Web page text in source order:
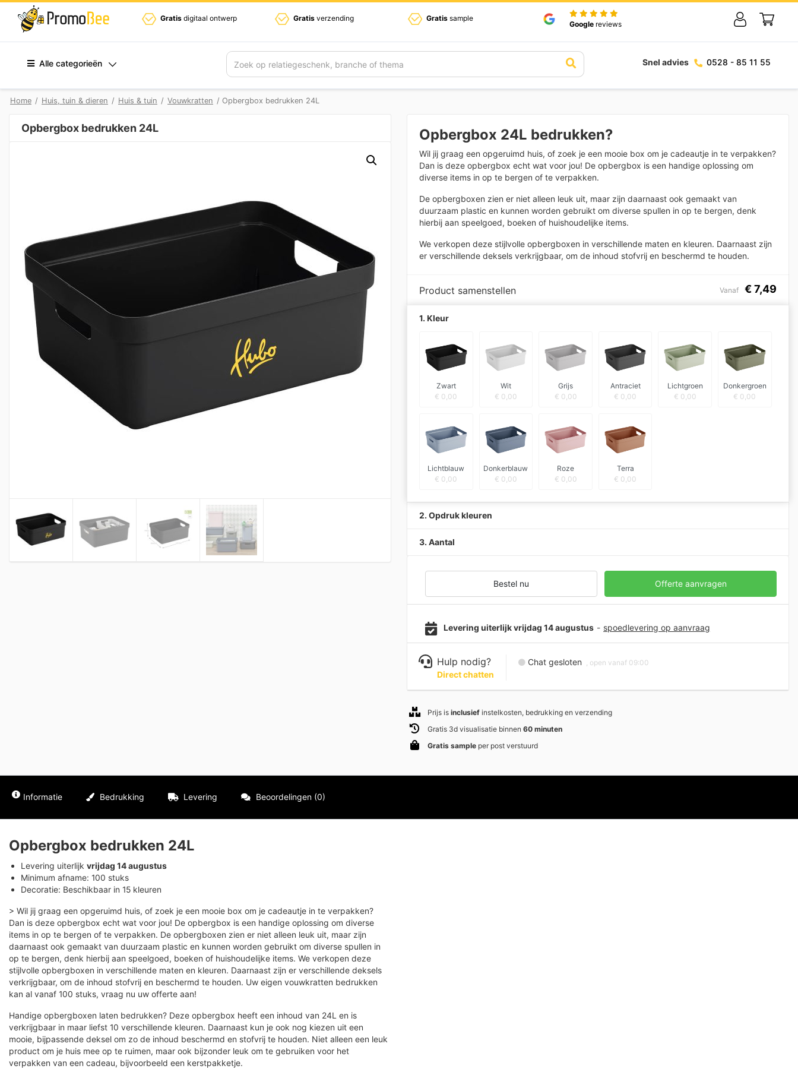
Gratis digitaal ontwerp Gratis verzending Gratis sample
Google reviews
Alle categorieën Zoek Snel advies 0528 - 85 11 55
Home / Huis, tuin & dieren / Huis & tuin / Vouwkratten / Opbergbox bedrukken 24L
Opbergbox bedrukken 24L Opbergbox 24L bedrukken?
Wil jij graag een opgeruimd huis, of zoek je een mooie box om je cadeautje in te verpakken?
Dan is deze opbergbox echt wat voor jou! De opbergbox is een handige oplossing om
diverse items in op te bergen of te verpakken.
De opbergboxen zien er niet alleen leuk uit, maar zijn daarnaast ook gemaakt van
duurzaam plastic en kunnen worden gebruikt om diverse spullen in op te bergen, denk
hierbij aan speelgoed, boeken of huishoudelijke items.
We verkopen deze stijlvolle opbergboxen in verschillende maten en kleuren. Daarnaast zijn
er verschillende deksels verkrijgbaar, om de inhoud stofvrij en beschermd te houden.
Product samenstellen Vanaf €7,49
1. Kleur
Zwart
€ 0,00
Wit
€ 0,00
Grijs
€ 0,00
Antraciet
€ 0,00
Lichtgroen
€ 0,00
Donkergroen
€ 0,00
Lichtblauw
€ 0,00
Donkerblauw
€ 0,00
Roze
€ 0,00
Terra
€ 0,00
2. Opdruk kleuren
3. Aantal
Bestel nu Offerte aanvragen
Levering uiterlijk vrijdag 14 augustus - spoedlevering op aanvraag
Hulp nodig?
Direct chatten
Chat gesloten , open vanaf 09:00
Prijs isinclusief instelkosten, bedrukking en verzending
Gratis 3d visualisatie binnen60 minuten
Gratis sample per post verstuurd
Informatie Bedrukking Levering Beoordelingen (0)
Opbergbox bedrukken 24L
Levering uiterlijk vrijdag 14 augustus
Minimum afname: 100 stuks
Decoratie: Beschikbaar in 15 kleuren
> Wil jij graag een opgeruimd huis, of zoek je een mooie box om je cadeautje in te verpakken?
Dan is deze opbergbox echt wat voor jou! De opbergbox is een handige oplossing om diverse
items in op te bergen of te verpakken. De opbergboxen zien er niet alleen leuk uit, maar zijn
daarnaast ook gemaakt van duurzaam plastic en kunnen worden gebruikt om diverse spullen in
op te bergen, denk hierbij aan speelgoed, boeken of huishoudelijke items. We verkopen deze
stijlvolle opbergboxen in verschillende maten en kleuren. Daarnaast zijn er verschillende deksels
verkrijgbaar, om de inhoud stofvrij en beschermd te houden. Uw eigen vouwkratten bedrukken
kan al vanaf 100 stuks, vraag nu uw offerte aan!
Handige opbergboxen laten bedrukken? Deze opbergbox heeft een inhoud van 24L en is
verkrijgbaar in maar liefst 10 verschillende kleuren. Daarnaast kun je ook nog kiezen uit een
mooie, bijpassende deksel om zo de inhoud beschermd en stofvrij te houden. Niet alleen een leuk
product om je huis mee op te ruimen, maar ook bijzonder leuk om te gebruiken voor het
verpakken van een cadeau, bijvoorbeeld een kerstpakketje.